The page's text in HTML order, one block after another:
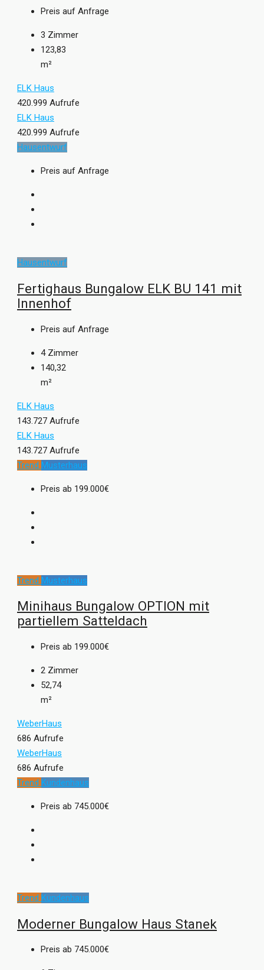
Preis auf Anfrage
3 Zimmer
123,83
m²
ELK Haus
420.999 Aufrufe
ELK Haus
420.999 Aufrufe
Hausentwurf
Preis auf Anfrage
Hausentwurf
Fertighaus Bungalow ELK BU 141 mit
Innenhof
Preis auf Anfrage
4 Zimmer
140,32
m²
ELK Haus
143.727 Aufrufe
ELK Haus
143.727 Aufrufe
Trend Musterhaus
Preis ab 199.000€
Trend Musterhaus
Minihaus Bungalow OPTION mit
partiellem Satteldach
Preis ab 199.000€
2 Zimmer
52,74
m²
WeberHaus
686 Aufrufe
WeberHaus
686 Aufrufe
Trend Kundenhaus
Preis ab 745.000€
Trend Kundenhaus
Moderner Bungalow Haus Stanek
Preis ab 745.000€